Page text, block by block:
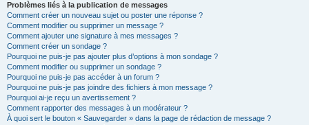
Problèmes liés à la publication de messages
Comment créer un nouveau sujet ou poster une réponse ?
Comment modifier ou supprimer un message ?
Comment ajouter une signature à mes messages ?
Comment créer un sondage ?
Pourquoi ne puis-je pas ajouter plus d’options à mon sondage ?
Comment modifier ou supprimer un sondage ?
Pourquoi ne puis-je pas accéder à un forum ?
Pourquoi ne puis-je pas joindre des fichiers à mon message ?
Pourquoi ai-je reçu un avertissement ?
Comment rapporter des messages à un modérateur ?
À quoi sert le bouton « Sauvegarder » dans la page de rédaction de message ?